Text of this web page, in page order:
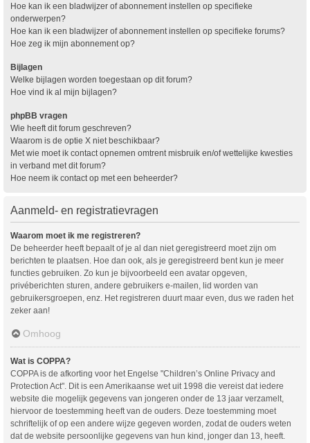
Hoe kan ik een bladwijzer of abonnement instellen op specifieke
onderwerpen?
Hoe kan ik een bladwijzer of abonnement instellen op specifieke forums?
Hoe zeg ik mijn abonnement op?
Bijlagen
Welke bijlagen worden toegestaan op dit forum?
Hoe vind ik al mijn bijlagen?
phpBB vragen
Wie heeft dit forum geschreven?
Waarom is de optie X niet beschikbaar?
Met wie moet ik contact opnemen omtrent misbruik en/of wettelijke kwesties
in verband met dit forum?
Hoe neem ik contact op met een beheerder?
Aanmeld- en registratievragen
Waarom moet ik me registreren?
De beheerder heeft bepaalt of je al dan niet geregistreerd moet zijn om
berichten te plaatsen. Hoe dan ook, als je geregistreerd bent kun je meer
functies gebruiken. Zo kun je bijvoorbeeld een avatar opgeven,
privéberichten sturen, andere gebruikers e-mailen, lid worden van
gebruikersgroepen, enz. Het registreren duurt maar even, dus we raden het
zeker aan!
Omhoog
Wat is COPPA?
COPPA is de afkorting voor het Engelse "Children’s Online Privacy and
Protection Act". Dit is een Amerikaanse wet uit 1998 die vereist dat iedere
website die mogelijk gegevens van jongeren onder de 13 jaar verzamelt,
hiervoor de toestemming heeft van de ouders. Deze toestemming moet
schriftelijk of op een andere wijze gegeven worden, zodat de ouders weten
dat de website persoonlijke gegevens van hun kind, jonger dan 13, heeft.